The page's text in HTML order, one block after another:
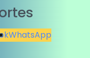
WhatsApp